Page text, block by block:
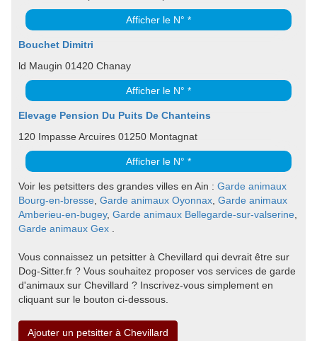
Afficher le N° *
Bouchet Dimitri
ld Maugin 01420 Chanay
Afficher le N° *
Elevage Pension Du Puits De Chanteins
120 Impasse Arcuires 01250 Montagnat
Afficher le N° *
Voir les petsitters des grandes villes en Ain : Garde animaux
Bourg-en-bresse Garde animaux Oyonnax Garde animaux
Amberieu-en-bugey, Garde animaux Bellegarde-sur-valserine
Garde animaux Gex
Vous connaissez un petsitter à Chevillard qui devrait être sur
Dog-Sitter.fr ? Vous souhaitez proposer vos services de garde
d'animaux sur Chevillard ? Inscrivez-vous simplement en
cliquant sur le bouton ci-dessous.
Ajouter un petsitter à Chevillard